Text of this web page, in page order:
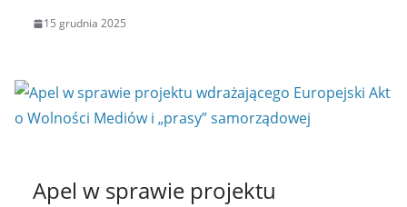
15 grudnia 2025
Apel w sprawie projektu